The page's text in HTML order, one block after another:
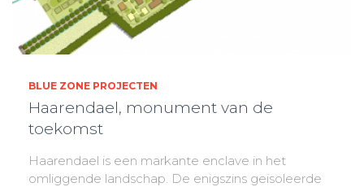
BLUE ZONE PROJECTEN
Haarendael, monument van de
toekomst
Haarendael is een markante enclave in het
omliggende landschap. De enigszins geïsoleerde